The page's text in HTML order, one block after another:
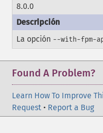
8.0.0
La opción --with-fpm-
Found A Problem?
Learn How To Improve
Request • Report a Bug